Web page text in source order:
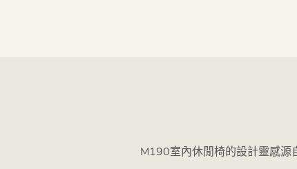
M190室內休閒椅的設計靈感源